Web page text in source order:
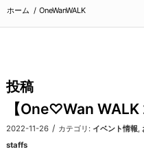
ホーム / OneWanWALK
投稿
【One♡Wan
2022-11-26 / カテゴリ: イベント情報,
staffs